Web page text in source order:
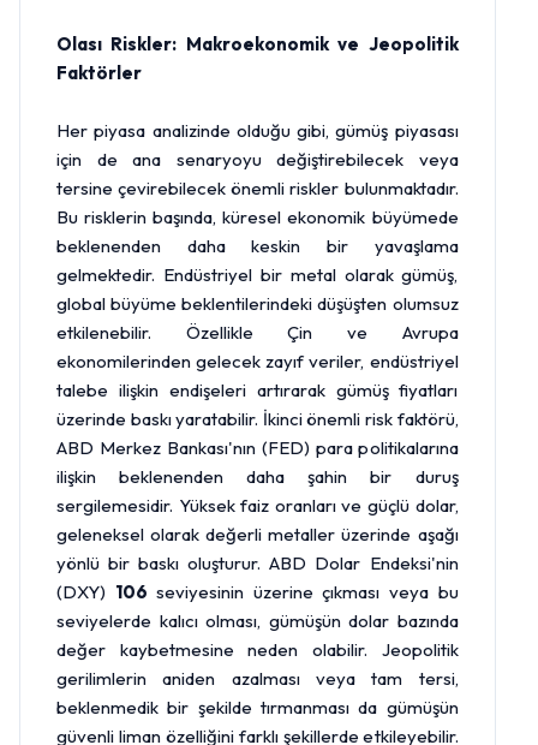
Olası Riskler: Makroekonomik ve Jeopolitik
Faktörler
Her piyasa analizinde olduğu gibi, gümüş piyasası
için de ana senaryoyu değiştirebilecek veya
tersine çevirebilecek önemli riskler bulunmaktadır.
Bu risklerin başında, küresel ekonomik büyümede
beklenenden daha keskin bir yavaşlama
gelmektedir. Endüstriyel bir metal olarak gümüş,
global büyüme beklentilerindeki düşüşten olumsuz
etkilenebilir. Özellikle Çin ve Avrupa
ekonomilerinden gelecek zayıf veriler, endüstriyel
talebe ilişkin endişeleri artırarak gümüş fiyatları
üzerinde baskı yaratabilir. İkinci önemli risk faktörü,
ABD Merkez Bankası'nın (FED) para politikalarına
ilişkin beklenenden daha şahin bir duruş
sergilemesidir. Yüksek faiz oranları ve güçlü dolar,
geleneksel olarak değerli metaller üzerinde aşağı
yönlü bir baskı oluşturur. ABD Dolar Endeksi'nin
(DXY) 106 seviyesinin üzerine çıkması veya bu
seviyelerde kalıcı olması, gümüşün dolar bazında
değer kaybetmesine neden olabilir. Jeopolitik
gerilimlerin aniden azalması veya tam tersi,
beklenmedik bir şekilde tırmanması da gümüşün
güvenli liman özelliğini farklı şekillerde etkileyebilir.